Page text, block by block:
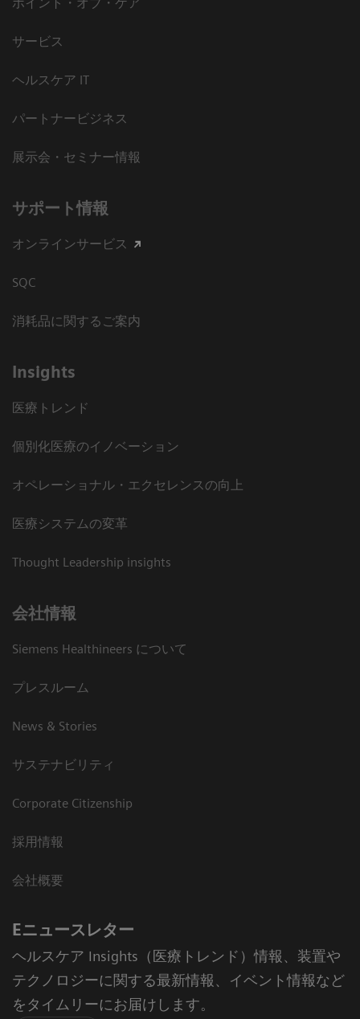
ポイント・オブ・ケア
サービス
ヘルスケア IT
パートナービジネス
展示会・セミナー情報
サポート情報
オンラインサービス
SQC
消耗品に関するご案内
Insights
医療トレンド
個別化医療のイノベーション
オペレーショナル・エクセレンスの向上
医療システムの変革
Thought Leadership insights
会社情報
Siemens Healthineers について
プレスルーム
News & Stories
サステナビリティ
Corporate Citizenship
採用情報
会社概要
Eニュースレター
ヘルスケア Insights（医療トレンド）情報、装置や
テクノロジーに関する最新情報、イベント情報など
をタイムリーにお届けします。